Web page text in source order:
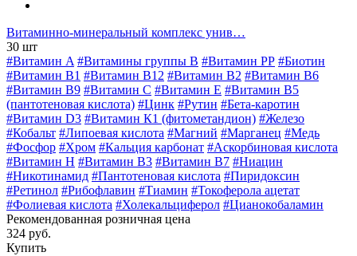
Витаминно-минеральный комплекс унив…
30 шт
#Витамин A #Витамины группы В #Витамин РР #Биотин
#Витамин B1 #Витамин B12 #Витамин B2 #Витамин B6
#Витамин B9 #Витамин C #Витамин E #Витамин В5
(пантотеновая кислота) #Цинк #Рутин #Бета-каротин
#Витамин D3 #Витамин К1 (фитометандион) #Железо
#Кобальт #Липоевая кислота #Магний #Марганец #Медь
#Фосфор #Хром #Кальция карбонат #Аскорбиновая кислота
#Витамин H #Витамин В3 #Витамин В7 #Ниацин
#Никотинамид #Пантотеновая кислота #Пиридоксин
#Ретинол #Рибофлавин #Тиамин #Токоферола ацетат
#Фолиевая кислота #Холекальциферол #Цианокобаламин
Рекомендованная розничная цена
324 руб.
Купить